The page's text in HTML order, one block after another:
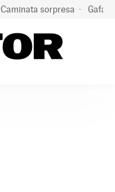
Caminata sorpresa Gafas